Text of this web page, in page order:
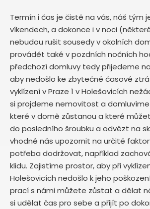
Termín i čas je čistě na vás, náš tým
víkendech, a dokonce i v noci
nebudou rušit sousedy v okolních
provádět také v pozdních nočních
předchozí domluvy tedy přijedeme
aby nedošlo ke zbytečné časové
vyklízení v Praze 1 v Holešovicích
si projdeme nemovitost a
které v domě zůstanou a které
do posledního šroubku a odvézt na
vhodné nás upozornit na určité
potřeba dodržovat, například
klidu. Zajistíme prostor, aby při
Holešovicích nedošlo k jeho
prací s námi můžete zůstat a dělat
si udělat čas pro sebe a přijít po